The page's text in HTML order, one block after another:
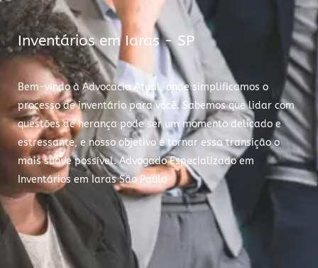
Inventários em Iaras - SP
Bem-vindo à Advocacia Atual, onde simplificamos o
processo de inventário para você. Sabemos que lidar com
questões de herança pode ser um momento delicado e
estressante, e nosso objetivo é tornar essa transição o
mais suave possível. Advogado Especializado em
Inventários em Iaras São Paulo